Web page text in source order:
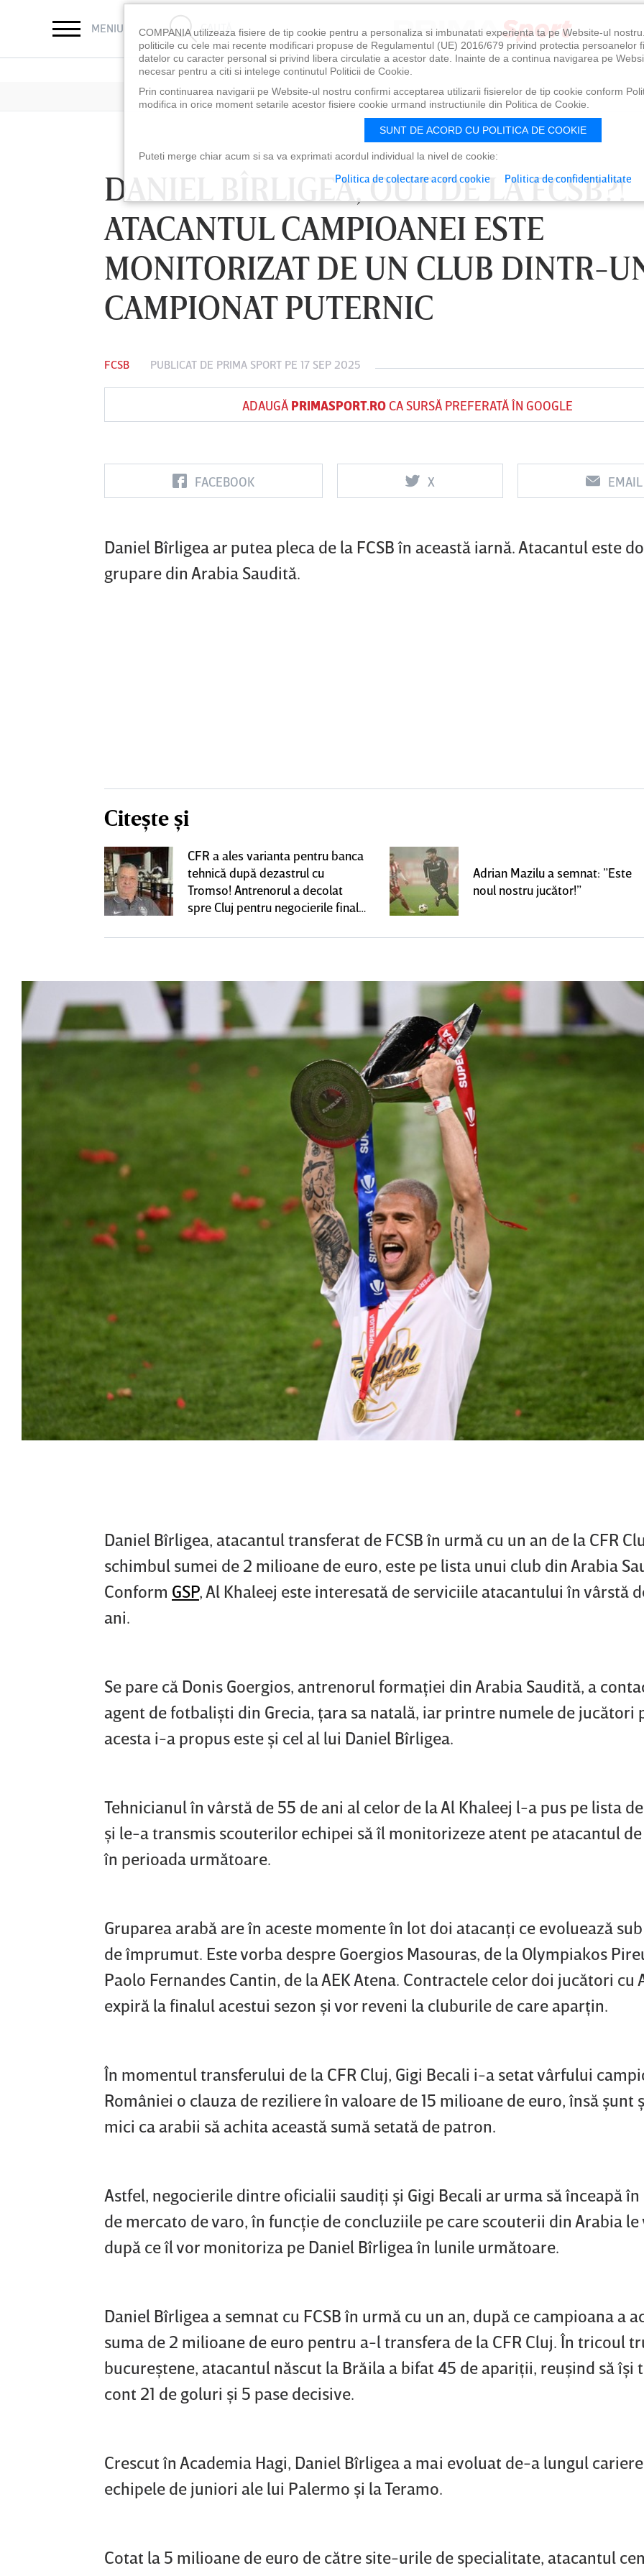
MENIU CAUTĂ
DANIEL BÎRLIGEA, OUT DE LA FCSB?!
ATACANTUL CAMPIOANEI ESTE
MONITORIZAT DE UN CLUB DINTR-
CAMPIONAT PUTERNIC
FCSB PUBLICAT DE PRIMA SPORT PE 17 SEP 2025
ADAUGĂ PRIMASPORT.ROCA SURSĂ PREFERATĂ ÎN GOOGLE
FACEBOOK X EMAIL
Daniel Bîrligea ar putea pleca de la FCSB în această iarnă. Atacantul este
grupare din Arabia Saudită.
Citește și
CFR a ales varianta pentru banca
tehnică după dezastrul cu
Tromso! Antrenorul a decolat
spre Cluj pentru negocierile finale
Adrian Mazilu a semnat: ”Este
noul nostru jucător!”
Daniel Bîrligea, atacantul transferat de FCSB în urmă cu un an de la CFR
schimbul sumei de 2 milioane de euro, este pe lista unui club din Arabia
Conform GSP, Al Khaleej este interesată de serviciile atacantului în vârstă
ani.
Se pare că Donis Goergios, antrenorul formaţiei din Arabia Saudită, a
agent de fotbalişti din Grecia, ţara sa natală, iar printre numele de jucători
acesta i-a propus este şi cel al lui Daniel Bîrligea.
Tehnicianul în vârstă de 55 de ani al celor de la Al Khaleej l-a pus pe lista
şi le-a transmis scouterilor echipei să îl monitorizeze atent pe atacantul de
în perioada următoare.
Gruparea arabă are în aceste momente în lot doi atacanţi ce evoluează
de împrumut. Este vorba despre Goergios Masouras, de la Olympiakos
Paolo Fernandes Cantin, de la AEK Atena. Contractele celor doi jucători cu
expiră la finalul acestui sezon şi vor reveni la cluburile de care aparţin.
În momentul transferului de la CFR Cluj, Gigi Becali i-a setat vârfului
României o clauza de reziliere în valoare de 15 milioane de euro, însă şunt
mici ca arabii să achita această sumă setată de patron.
Astfel, negocierile dintre oficialii saudiţi şi Gigi Becali ar urma să înceapă
de mercato de varo, în funcţie de concluziile pe care scouterii din Arabia le
după ce îl vor monitoriza pe Daniel Bîrligea în lunile următoare.
Daniel Bîrligea a semnat cu FCSB în urmă cu un an, după ce campioana a
suma de 2 milioane de euro pentru a-l transfera de la CFR Cluj. În tricoul
bucureştene, atacantul născut la Brăila a bifat 45 de apariţii, reuşind să îşi
cont 21 de goluri şi 5 pase decisive.
Crescut în Academia Hagi, Daniel Bîrligea a mai evoluat de-a lungul
echipele de juniori ale lui Palermo şi la Teramo.
Cotat la 5 milioane de euro de către site-urile de specialitate, atacantul
LUNI 10 AUG, 18:30
FC Botoşani
Vs
Corvinul
LUNI 10 AUG, 21:30
Sepsi OSK Sf
Vs
FCSB UTA Arad
0
Vs
Rapid
0
COMPANIA utilizeaza fisiere de tip cookie pentru a personaliza si imbunatati experienta ta pe Website-ul
politicile cu cele mai recente modificari propuse de Regulamentul (UE) 2016/679 privind protectia persoanelor
datelor cu caracter personal si privind libera circulatie a acestor date. Inainte de a continua navigarea pe
necesar pentru a citi si intelege continutul Politicii de Cookie.
Prin continuarea navigarii pe Website-ul nostru confirmi acceptarea utilizarii fisierelor de tip cookie conform
modifica in orice moment setarile acestor fisiere cookie urmand instructiunile din Politica de Cookie.
SUNT DE ACORD CU POLITICA DE COOKIE
Puteti merge chiar acum si sa va exprimati acordul individual la nivel de cookie:
Politica de colectare acord cookie Politica de confidentialitate